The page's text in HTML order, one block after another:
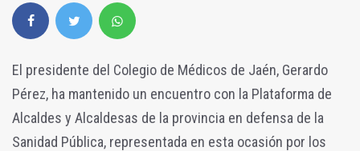
El presidente del Colegio de Médicos de Jaén, Gerardo
Pérez, ha mantenido un encuentro con la Plataforma de
Alcaldes y Alcaldesas de la provincia en defensa de la
Sanidad Pública, representada en esta ocasión por los